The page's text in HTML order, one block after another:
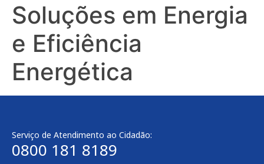
Soluções em Energia
e Eficiência
Energética
Serviço de Atendimento ao Cidadão:
0800 181 8189